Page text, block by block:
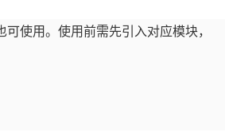
使用。使用前需先引入对应模块，